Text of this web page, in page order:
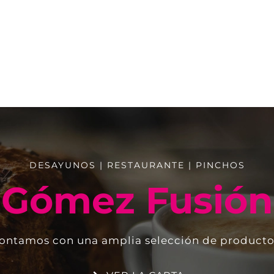
DESAYUNOS | RESTAURANTE | PINCHOS
Gómez Fusión
con una amplia selección de